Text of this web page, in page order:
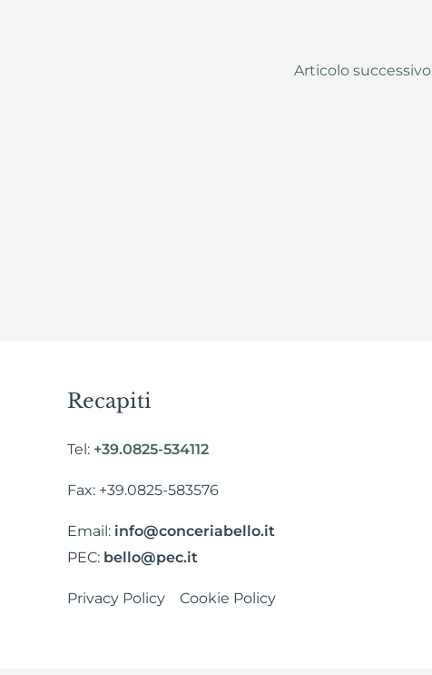
Articolo successivo
Recapiti
Tel: +39.0825-534112
Fax: +39.0825-583576
Email: info@conceriabello.it
PEC: bello@pec.it
Privacy Policy Cookie Policy